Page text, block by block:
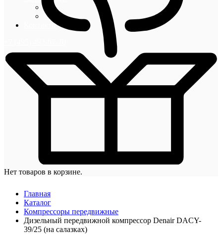
Блог
Новости
Контакты
Нет товаров в корзине.
Главная
Каталог
Компрессоры передвижные
Дизельный передвижной компрессор Denair DACY-
39/25 (на салазках)